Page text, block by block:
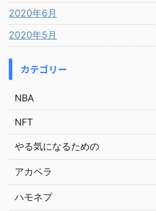
2020年6月
2020年5月
カテゴリー
NBA
NFT
やる気になるための
アカペラ
ハモネプ